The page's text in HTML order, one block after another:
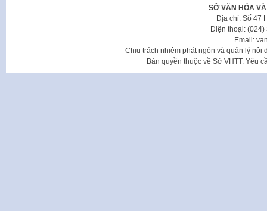
SỞ VĂN HÓA
Địa chỉ: Số 47
Điện thoại: (024)
Email:
Chịu trách nhiệm phát ngôn và quản lý nội
Bản quyền thuộc về Sở VHTT. Yêu